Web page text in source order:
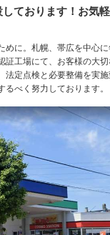
ております！お気
めに。札幌、帯広を中心
証工場にて、お客様の大
法定点検と必要整備を実
べく努力しております。